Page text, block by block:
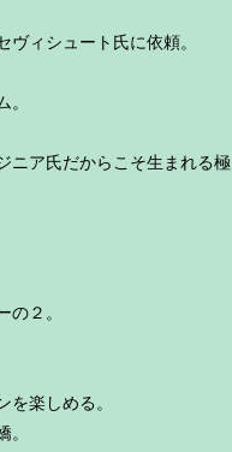
ヴィシュート氏に依頼。
ニア氏だからこそ生まれる極
の２。
楽しめる。